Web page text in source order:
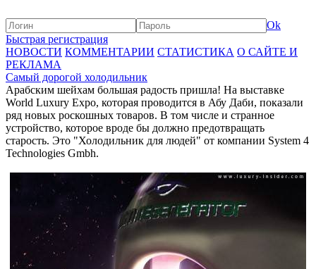
Ok
Быстрая регистрация
НОВОСТИ КОММЕНТАРИИ СТАТИСТИКА О САЙТЕ И
РЕКЛАМА
Самый дорогой холодильник
Арабским шейхам большая радость пришла! На выставке
World Luxury Expo, которая проводится в Абу Даби, показали
ряд новых роскошных товаров. В том числе и странное
устройство, которое вроде бы должно предотвращать
старость. Это "Холодильник для людей" от компании System 4
Technologies Gmbh.